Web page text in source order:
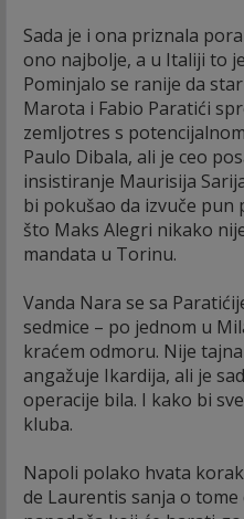
Sada je i ona priznala
ono najbolje, a u Italiji to
Pominjalo se ranije da
Marota i Fabio Paratići
zemljotres s
Paulo Dibala, ali je ceo
insistiranje Maurisija
bi pokušao da izvuče pun
što Maks Alegri nikako
mandata u Torinu.
Vanda Nara se sa
sedmice – po jednom u
kraćem odmoru. Nije
angažuje Ikardija, ali je
operacije bila. I kako bi
kluba.
Napoli polako hvata
de Laurentis sanja o tome